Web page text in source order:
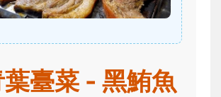
臺菜 - 黑鮪魚